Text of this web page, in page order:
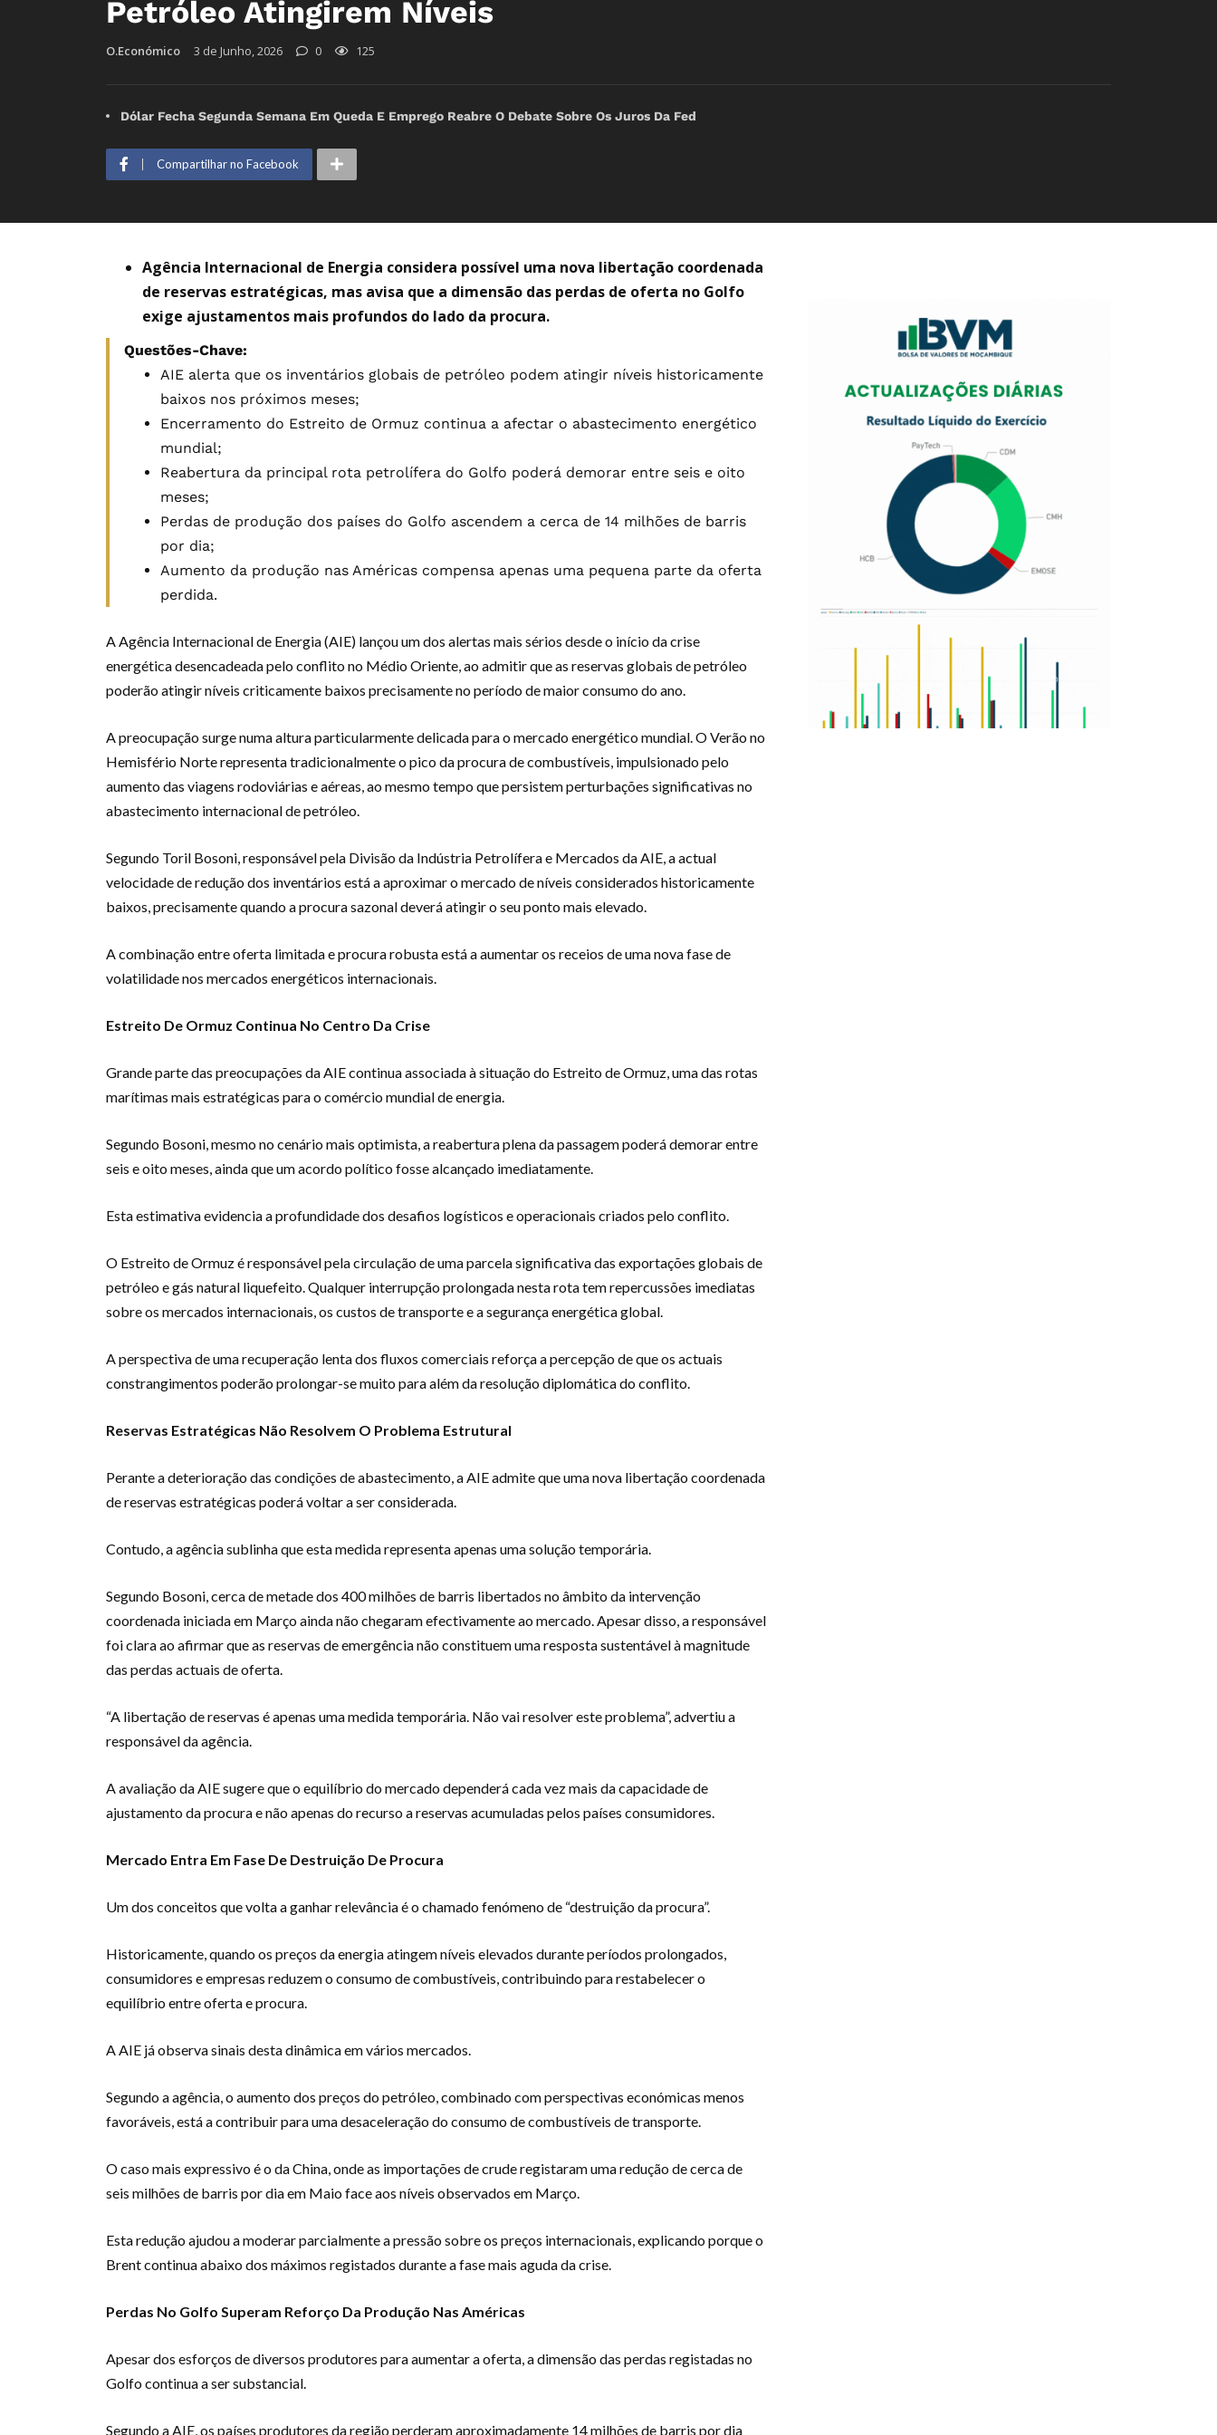
Petróleo Atingirem Níveis
O.Económico 3 de Junho, 2026 0 125
Dólar Fecha Segunda Semana Em Queda E Emprego Reabre O Debate Sobre Os Juros Da Fed
Compartilhar no Facebook
Agência Internacional de Energia considera possível uma nova libertação coordenada
de reservas estratégicas, mas avisa que a dimensão das perdas de oferta no Golfo
exige ajustamentos mais profundos do lado da procura.
Questões-Chave:
AIE alerta que os inventários globais de petróleo podem atingir níveis historicamente
baixos nos próximos meses;
Encerramento do Estreito de Ormuz continua a afectar o abastecimento energético
mundial;
Reabertura da principal rota petrolífera do Golfo poderá demorar entre seis e oito
meses;
Perdas de produção dos países do Golfo ascendem a cerca de 14 milhões de barris
por dia;
Aumento da produção nas Américas compensa apenas uma pequena parte da oferta
perdida.
A Agência Internacional de Energia (AIE) lançou um dos alertas mais sérios desde o início da crise
energética desencadeada pelo conflito no Médio Oriente, ao admitir que as reservas globais de petróleo
poderão atingir níveis criticamente baixos precisamente no período de maior consumo do ano.
A preocupação surge numa altura particularmente delicada para o mercado energético mundial. O Verão no
Hemisfério Norte representa tradicionalmente o pico da procura de combustíveis, impulsionado pelo
aumento das viagens rodoviárias e aéreas, ao mesmo tempo que persistem perturbações significativas no
abastecimento internacional de petróleo.
Segundo Toril Bosoni, responsável pela Divisão da Indústria Petrolífera e Mercados da AIE, a actual
velocidade de redução dos inventários está a aproximar o mercado de níveis considerados historicamente
baixos, precisamente quando a procura sazonal deverá atingir o seu ponto mais elevado.
A combinação entre oferta limitada e procura robusta está a aumentar os receios de uma nova fase de
volatilidade nos mercados energéticos internacionais.
Estreito De Ormuz Continua No Centro Da Crise
Grande parte das preocupações da AIE continua associada à situação do Estreito de Ormuz, uma das rotas
marítimas mais estratégicas para o comércio mundial de energia.
Segundo Bosoni, mesmo no cenário mais optimista, a reabertura plena da passagem poderá demorar entre
seis e oito meses, ainda que um acordo político fosse alcançado imediatamente.
Esta estimativa evidencia a profundidade dos desafios logísticos e operacionais criados pelo conflito.
O Estreito de Ormuz é responsável pela circulação de uma parcela significativa das exportações globais de
petróleo e gás natural liquefeito. Qualquer interrupção prolongada nesta rota tem repercussões imediatas
sobre os mercados internacionais, os custos de transporte e a segurança energética global.
A perspectiva de uma recuperação lenta dos fluxos comerciais reforça a percepção de que os actuais
constrangimentos poderão prolongar-se muito para além da resolução diplomática do conflito.
Reservas Estratégicas Não Resolvem O Problema Estrutural
Perante a deterioração das condições de abastecimento, a AIE admite que uma nova libertação coordenada
de reservas estratégicas poderá voltar a ser considerada.
Contudo, a agência sublinha que esta medida representa apenas uma solução temporária.
Segundo Bosoni, cerca de metade dos 400 milhões de barris libertados no âmbito da intervenção
coordenada iniciada em Março ainda não chegaram efectivamente ao mercado. Apesar disso, a responsável
foi clara ao afirmar que as reservas de emergência não constituem uma resposta sustentável à magnitude
das perdas actuais de oferta.
“A libertação de reservas é apenas uma medida temporária. Não vai resolver este problema”, advertiu a
responsável da agência.
A avaliação da AIE sugere que o equilíbrio do mercado dependerá cada vez mais da capacidade de
ajustamento da procura e não apenas do recurso a reservas acumuladas pelos países consumidores.
Mercado Entra Em Fase De Destruição De Procura
Um dos conceitos que volta a ganhar relevância é o chamado fenómeno de “destruição da procura”.
Historicamente, quando os preços da energia atingem níveis elevados durante períodos prolongados,
consumidores e empresas reduzem o consumo de combustíveis, contribuindo para restabelecer o
equilíbrio entre oferta e procura.
A AIE já observa sinais desta dinâmica em vários mercados.
Segundo a agência, o aumento dos preços do petróleo, combinado com perspectivas económicas menos
favoráveis, está a contribuir para uma desaceleração do consumo de combustíveis de transporte.
O caso mais expressivo é o da China, onde as importações de crude registaram uma redução de cerca de
seis milhões de barris por dia em Maio face aos níveis observados em Março.
Esta redução ajudou a moderar parcialmente a pressão sobre os preços internacionais, explicando porque o
Brent continua abaixo dos máximos registados durante a fase mais aguda da crise.
Perdas No Golfo Superam Reforço Da Produção Nas Américas
Apesar dos esforços de diversos produtores para aumentar a oferta, a dimensão das perdas registadas no
Golfo continua a ser substancial.
Segundo a AIE, os países produtores da região perderam aproximadamente 14 milhões de barris por dia